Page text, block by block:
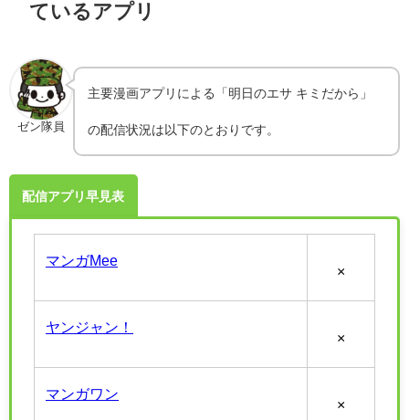
ているアプリ
ゼン隊員
主要漫画アプリによる「明日のエサ キミだから」
の配信状況は以下のとおりです。
配信アプリ早見表
マンガMee
×
ヤンジャン！
×
マンガワン
×